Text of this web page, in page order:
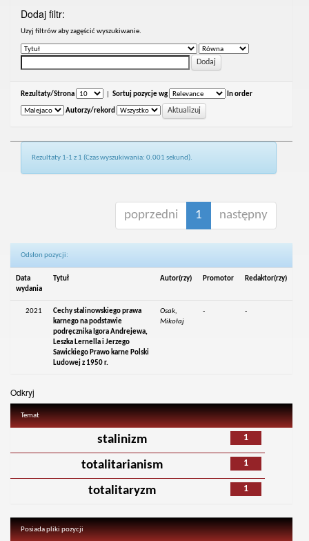
Dodaj filtr:
Uzyj filtrów aby zagęścić wyszukiwanie.
Rezultaty/Strona Sortuj pozycje wg In order
Autorzy/rekord
Rezultaty 1-1 z 1 (Czas wyszukiwania: 0.001 sekund).
poprzedni 1 następny
Odsłon pozycji:
Data
wydania
Tytuł Autor(rzy) Promotor Redaktor(rzy)
2021
Cechy stalinowskiego prawa
karnego na podstawie
podręcznika Igora Andrejewa,
Leszka Lernella i Jerzego
Sawickiego Prawo karne Polski
Ludowej z 1950 r.
Osak,
Mikołaj
- -
Odkryj
Temat
1
stalinizm
1
totalitarianism
1
totalitaryzm
Posiada pliki pozycji